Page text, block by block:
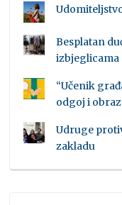
Besplatan
izbjeglicama
“Učenik
odgoj i
Udruge
zakladu